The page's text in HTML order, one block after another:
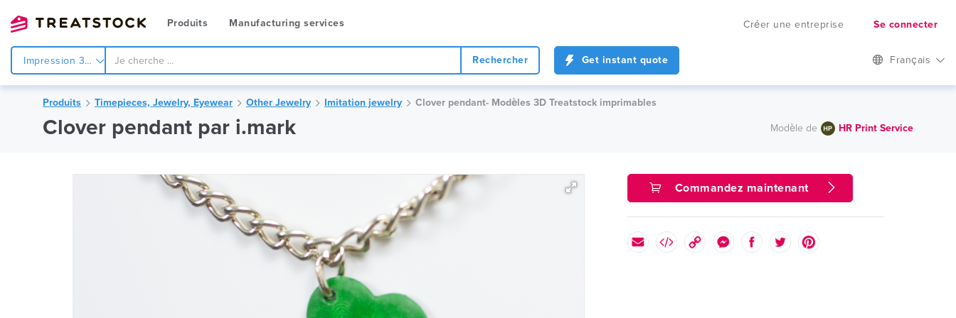
Produits Manufacturing services Créer une entreprise Se connecter
Impression 3d Rechercher Get instant quote Français
Produits Timepieces, Jewelry, Eyewear Other Jewelry Imitation jewelry Clover pendant- Modèles 3D Treatstock imprimables
Clover pendant par i.mark Modèle de HR Print Service
Commandez maintenant